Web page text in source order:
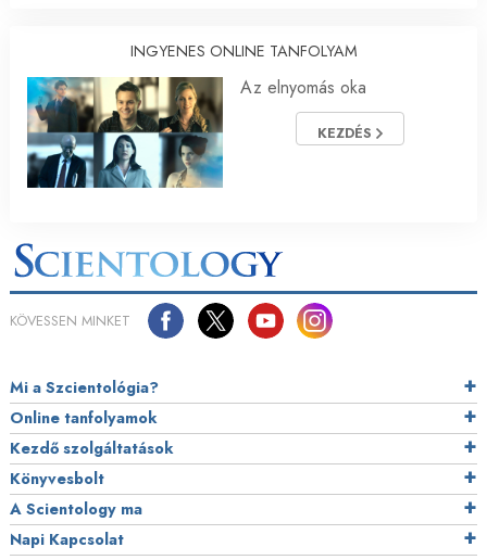
INGYENES ONLINE TANFOLYAM
Az elnyomás oka
KEZDÉS
KÖVESSEN MINKET
Mi a Szcientológia?
Online tanfolyamok
Kezdő szolgáltatások
Könyvesbolt
A Scientology ma
Napi Kapcsolat